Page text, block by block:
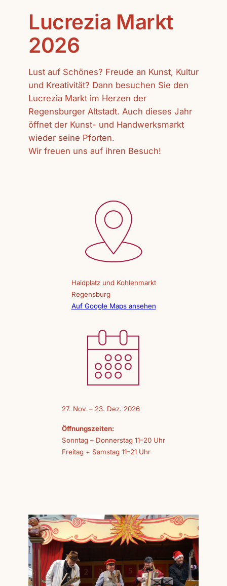
Lucrezia Markt
2026
Lust auf Schönes? Freude an Kunst, Kultur
und Kreativität? Dann besuchen Sie den
Lucrezia Markt im Herzen der
Regensburger Altstadt. Auch dieses Jahr
öffnet der Kunst- und Handwerksmarkt
wieder seine Pforten.
Wir freuen uns auf ihren Besuch!
Haidplatz und Kohlenmarkt
Regensburg
Auf Google Maps ansehen
27. Nov. – 23. Dez. 2026
Öffnungszeiten:
Sonntag – Donnerstag 11–20 Uhr
Freitag + Samstag 11–21 Uhr